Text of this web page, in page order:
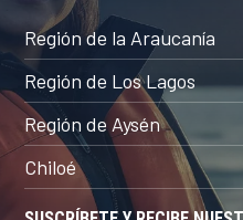
Región de la Araucanía
Región de Los Lagos
Región de Aysén
Chiloé